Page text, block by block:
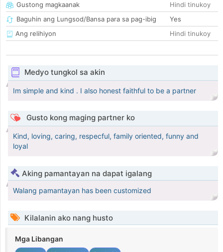
Gustong magkaanak
Hindi tinukoy
Baguhin ang Lungsod/Bansa para sa pag-ibig
Yes
Ang relihiyon
Hindi tinukoy
Medyo tungkol sa akin
Im simple and kind . I also honest faithful to be a partner
Gusto kong maging partner ko
Kind, loving, caring, respecful, family oriented, funny and
loyal
Aking pamantayan na dapat igalang
Walang pamantayan has been customized
Kilalanin ako nang husto
Mga Libangan